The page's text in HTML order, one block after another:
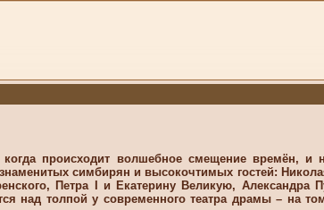
происходит волшебное смещение времён, и
симбирян и высокочтимых гостей:
Петра I и Екатерину Великую,
над толпой у современного театра драмы – на